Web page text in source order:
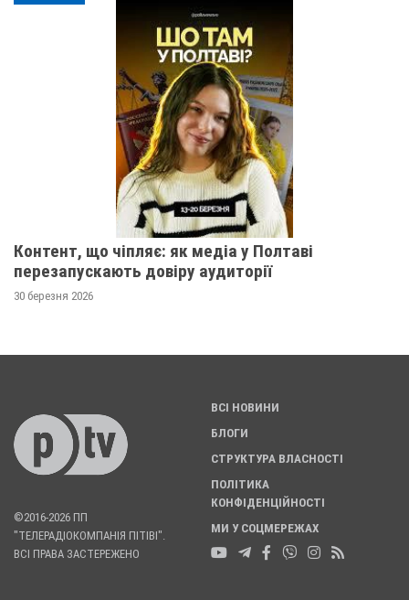
Контент, що чіпляє: як медіа у Полтаві
перезапускають довіру аудиторії
30 березня 2026
©2016-2026 ПП
"ТЕЛЕРАДІОКОМПАНІЯ ПІТІВІ".
ВСІ ПРАВА ЗАСТЕРЕЖЕНО
ВСІ НОВИНИ
БЛОГИ
СТРУКТУРА ВЛАСНОСТІ
ПОЛІТИКА
КОНФІДЕНЦІЙНОСТІ
МИ У СОЦМЕРЕЖАХ